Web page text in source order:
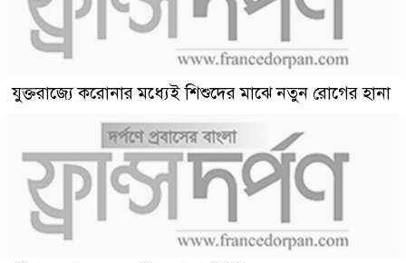
যুক্তরাজ্যে করোনার মধ্যেই শিশুদের মাঝে নতুন রোগের হানা